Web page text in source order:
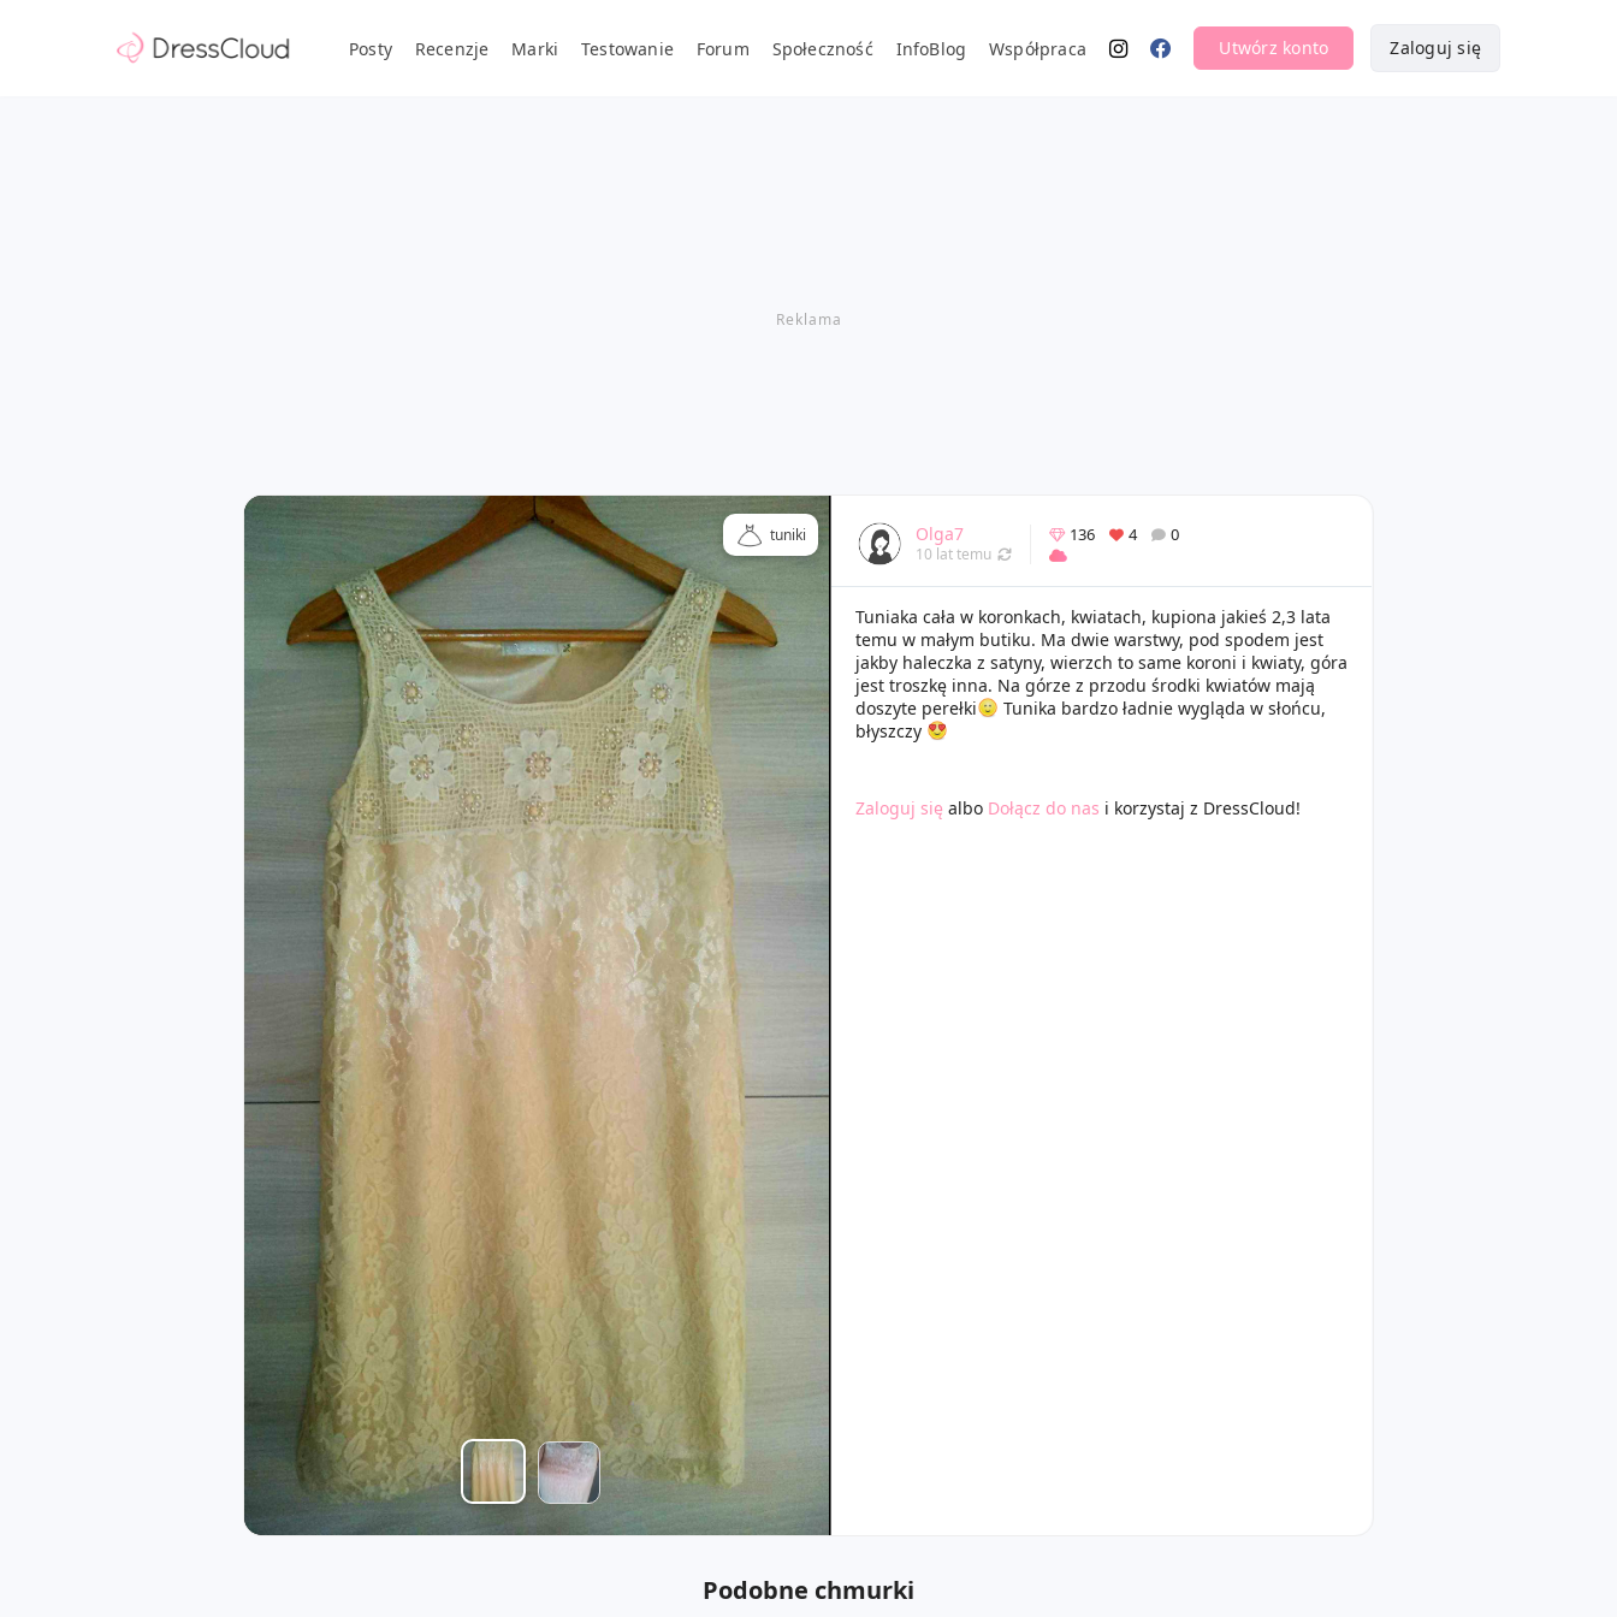
Posty Recenzje Marki Testowanie Forum Społeczność InfoBlog Współpraca Utwórz konto Zaloguj się
tuniki Olga7
10 lat temu
136 4 0
Tuniaka cała w koronkach, kwiatach, kupiona jakieś 2,3 lata
temu w małym butiku. Ma dwie warstwy, pod spodem jest
jakby haleczka z satyny, wierzch to same koroni i kwiaty, góra
jest troszkę inna. Na górze z przodu środki kwiatów mają
doszyte perełki
Tunika bardzo ładnie wygląda w słońcu,
błyszczy
Zaloguj się albo Dołącz do nas i korzystaj z DressCloud!
Podobne chmurki